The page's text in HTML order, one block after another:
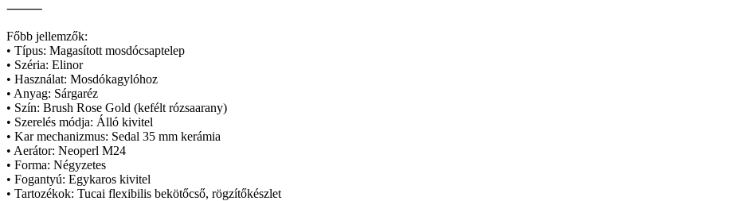
⸻
Főbb jellemzők:
• Típus: Magasított mosdócsaptelep
• Széria: Elinor
• Használat: Mosdókagylóhoz
• Anyag: Sárgaréz
• Szín: Brush Rose Gold (kefélt rózsaarany)
• Szerelés módja: Álló kivitel
• Kar mechanizmus: Sedal 35 mm kerámia
• Aerátor: Neoperl M24
• Forma: Négyzetes
• Fogantyú: Egykaros kivitel
• Tartozékok: Tucai flexibilis bekötőcső, rögzítőkészlet